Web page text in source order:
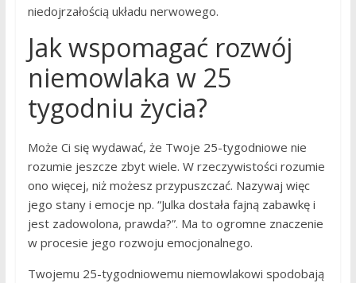
niedojrzałością układu nerwowego.
Jak wspomagać rozwój
niemowlaka w 25
tygodniu życia?
Może Ci się wydawać, że Twoje 25-tygodniowe nie
rozumie jeszcze zbyt wiele. W rzeczywistości rozumie
ono więcej, niż możesz przypuszczać. Nazywaj więc
jego stany i emocje np. “Julka dostała fajną zabawkę i
jest zadowolona, prawda?”. Ma to ogromne znaczenie
w procesie jego rozwoju emocjonalnego.
Twojemu 25-tygodniowemu niemowlakowi spodobają